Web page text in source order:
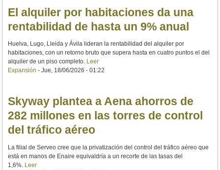
El alquiler por habitaciones da una
rentabilidad de hasta un 9% anual
Huelva, Lugo, Lleida y Ávila lideran la rentabilidad del alquiler por
habitaciones, con un retorno bruto que supera hasta en cuatro puntos el del
alquiler de un piso completo. Leer
Expansión - Jue, 18/06/2026 - 01:22
Skyway plantea a Aena ahorros de
282 millones en las torres de control
del tráfico aéreo
La filial de Serveo cree que la privatización del control del tráfico aéreo que
está en manos de Enaire equivaldría a un recorte de las tasas del
1,6%. Leer